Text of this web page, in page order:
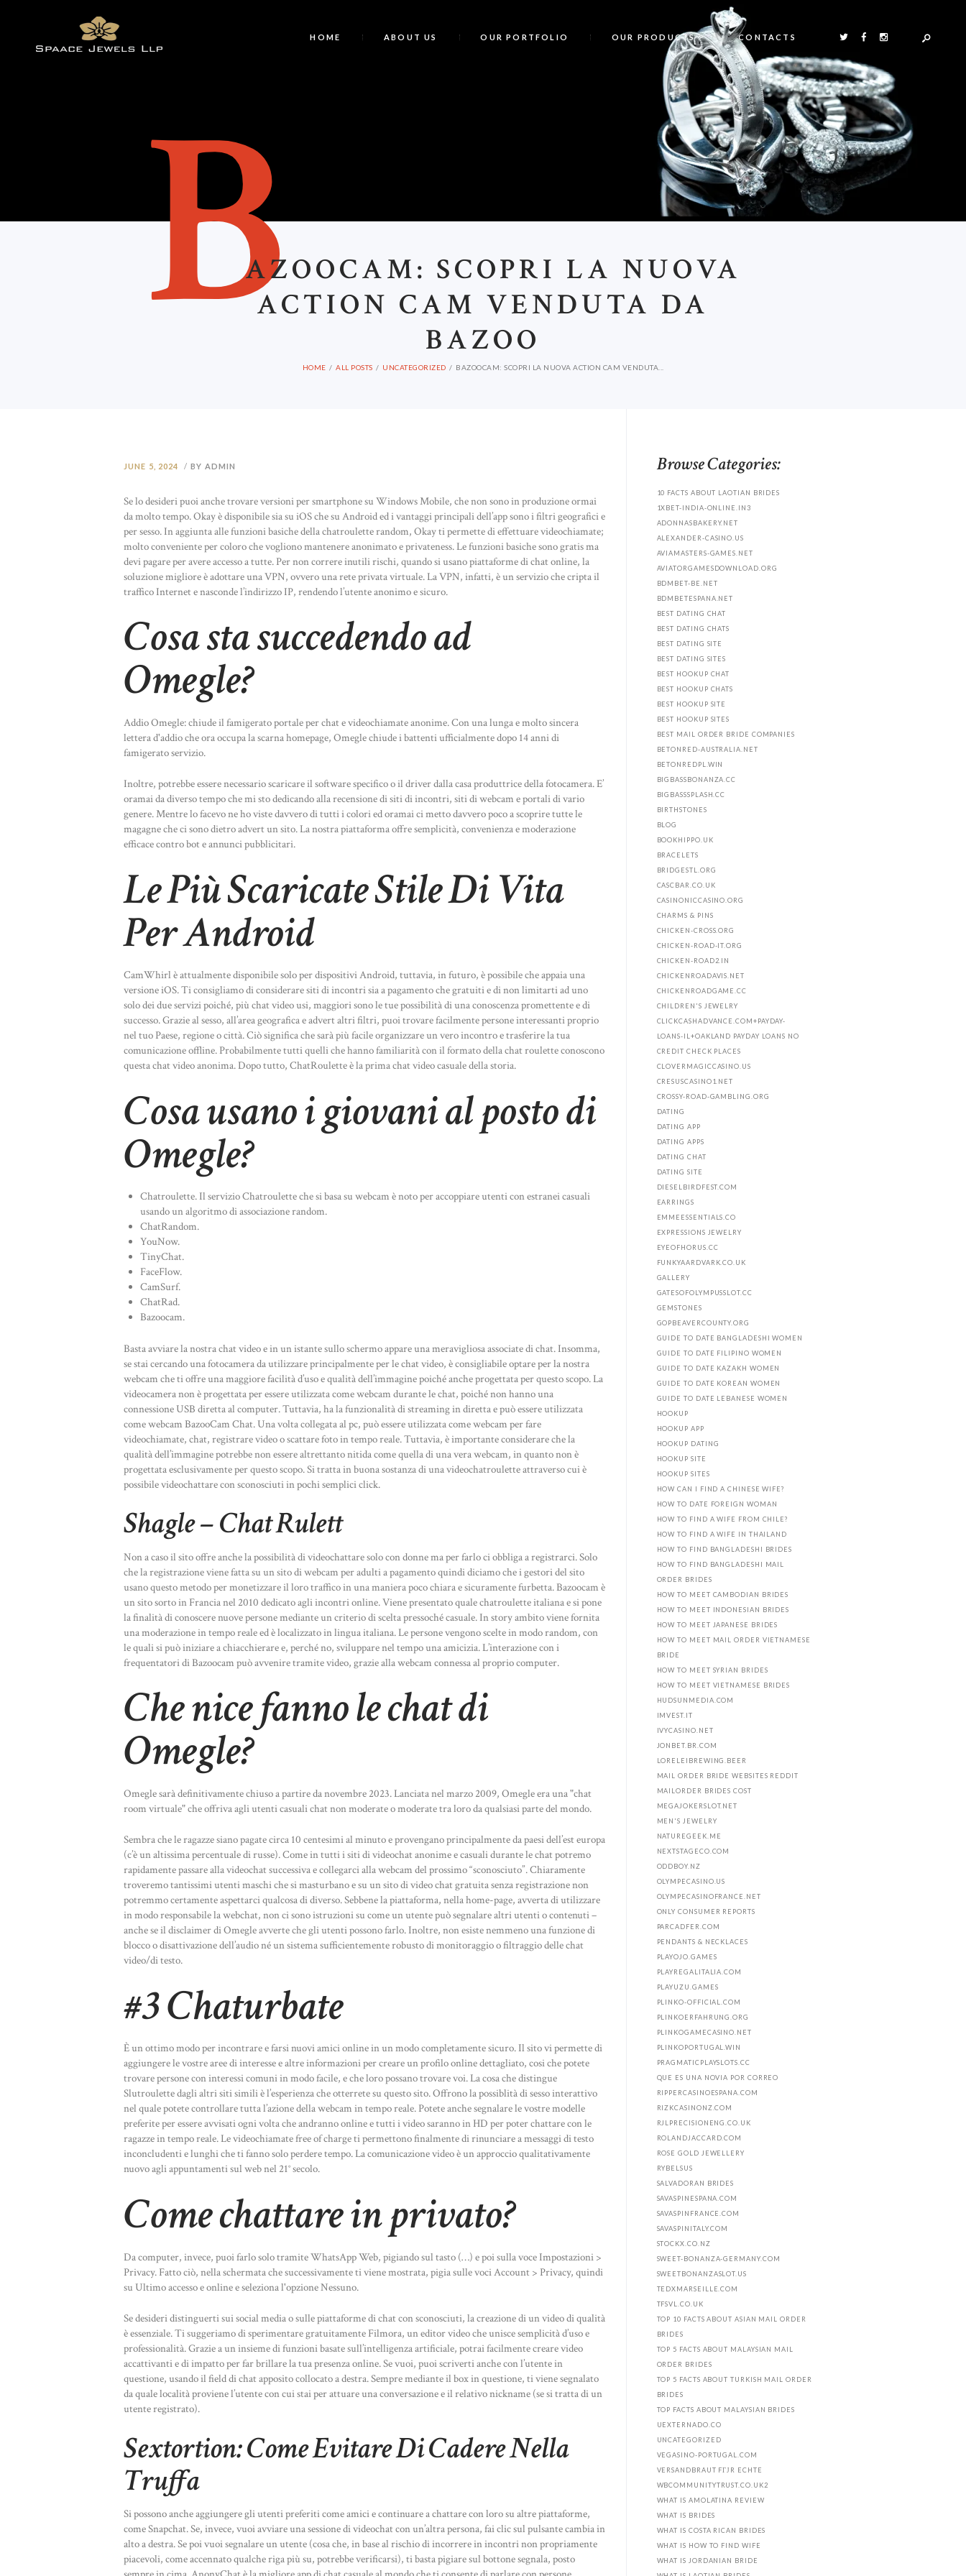
HOME ABOUT US OUR PORTFOLIO OUR PRODUCTS CONTACTS
BAZOOCAM: SCOPRI LA NUOVA
ACTION CAM VENDUTA DA
BAZOO
HOME ALL POSTS UNCATEGORIZED BAZOOCAM: SCOPRI LA NUOVA ACTION CAM VENDUTA...
JUNE 5, 2024 BY ADMIN
Se lo desideri puoi anche trovare versioni per smartphone su Windows Mobile, che non sono in produzione ormai
da molto tempo. Okay è disponibile sia su iOS che su Android ed i vantaggi principali dell’app sono i filtri geografici e
per sesso. In aggiunta alle funzioni basiche della chatroulette random, Okay ti permette di effettuare videochiamate;
molto conveniente per coloro che vogliono mantenere anonimato e privateness. Le funzioni basiche sono gratis ma
devi pagare per avere accesso a tutte. Per non correre inutili rischi, quando si usano piattaforme di chat online, la
soluzione migliore è adottare una VPN, ovvero una rete privata virtuale. La VPN, infatti, è un servizio che cripta il
traffico Internet e nasconde l’indirizzo IP, rendendo l’utente anonimo e sicuro.
Cosa sta succedendo ad
Omegle?
Addio Omegle: chiude il famigerato portale per chat e videochiamate anonime. Con una lunga e molto sincera
lettera d'addio che ora occupa la scarna homepage, Omegle chiude i battenti ufficialmente dopo 14 anni di
famigerato servizio.
Inoltre, potrebbe essere necessario scaricare il software specifico o il driver dalla casa produttrice della fotocamera. E’
oramai da diverso tempo che mi sto dedicando alla recensione di siti di incontri, siti di webcam e portali di vario
genere. Mentre lo facevo ne ho viste davvero di tutti i colori ed oramai ci metto davvero poco a scoprire tutte le
magagne che ci sono dietro advert un sito. La nostra piattaforma offre semplicità, convenienza e moderazione
efficace contro bot e annunci pubblicitari.
Le Più Scaricate Stile Di Vita
Per Android
CamWhirl è attualmente disponibile solo per dispositivi Android, tuttavia, in futuro, è possibile che appaia una
versione iOS. Ti consigliamo di considerare siti di incontri sia a pagamento che gratuiti e di non limitarti ad uno
solo dei due servizi poiché, più chat video usi, maggiori sono le tue possibilità di una conoscenza promettente e di
successo. Grazie al sesso, all’area geografica e advert altri filtri, puoi trovare facilmente persone interessanti proprio
nel tuo Paese, regione o città. Ciò significa che sarà più facile organizzare un vero incontro e trasferire la tua
comunicazione offline. Probabilmente tutti quelli che hanno familiarità con il formato della chat roulette conoscono
questa chat video anonima. Dopo tutto, ChatRoulette è la prima chat video casuale della storia.
Cosa usano i giovani al posto di
Omegle?
Chatroulette. Il servizio Chatroulette che si basa su webcam è noto per accoppiare utenti con estranei casuali
usando un algoritmo di associazione random.
ChatRandom.
YouNow.
TinyChat.
FaceFlow.
CamSurf.
ChatRad.
Bazoocam.
Basta avviare la nostra chat video e in un istante sullo schermo appare una meravigliosa associate di chat. Insomma,
se stai cercando una fotocamera da utilizzare principalmente per le chat video, è consigliabile optare per la nostra
webcam che ti offre una maggiore facilità d’uso e qualità dell’immagine poiché anche progettata per questo scopo. La
videocamera non è progettata per essere utilizzata come webcam durante le chat, poiché non hanno una
connessione USB diretta al computer. Tuttavia, ha la funzionalità di streaming in diretta e può essere utilizzata
come webcam BazooCam Chat. Una volta collegata al pc, può essere utilizzata come webcam per fare
videochiamate, chat, registrare video o scattare foto in tempo reale. Tuttavia, è importante considerare che la
qualità dell’immagine potrebbe non essere altrettanto nitida come quella di una vera webcam, in quanto non è
progettata esclusivamente per questo scopo. Si tratta in buona sostanza di una videochatroulette attraverso cui è
possibile videochattare con sconosciuti in pochi semplici click.
Shagle – Chat Rulett
Non a caso il sito offre anche la possibilità di videochattare solo con donne ma per farlo ci obbliga a registrarci. Solo
che la registrazione viene fatta su un sito di webcam per adulti a pagamento quindi diciamo che i gestori del sito
usano questo metodo per monetizzare il loro traffico in una maniera poco chiara e sicuramente furbetta. Bazoocam è
un sito sorto in Francia nel 2010 dedicato agli incontri online. Viene presentato quale chatroulette italiana e si pone
la finalità di conoscere nuove persone mediante un criterio di scelta pressoché casuale. In story ambito viene fornita
una moderazione in tempo reale ed è localizzato in lingua italiana. Le persone vengono scelte in modo random, con
le quali si può iniziare a chiacchierare e, perché no, sviluppare nel tempo una amicizia. L’interazione con i
frequentatori di Bazoocam può avvenire tramite video, grazie alla webcam connessa al proprio computer.
Che nice fanno le chat di
Omegle?
Omegle sarà definitivamente chiuso a partire da novembre 2023. Lanciata nel marzo 2009, Omegle era una "chat
room virtuale" che offriva agli utenti casuali chat non moderate o moderate tra loro da qualsiasi parte del mondo.
Sembra che le ragazze siano pagate circa 10 centesimi al minuto e provengano principalmente da paesi dell’est europa
(c’è un altissima percentuale di russe). Come in tutti i siti di videochat anonime e casuali durante le chat potremo
rapidamente passare alla videochat successiva e collegarci alla webcam del prossimo “sconosciuto”. Chiaramente
troveremo tantissimi utenti maschi che si masturbano e su un sito di video chat gratuita senza registrazione non
potremmo certamente aspettarci qualcosa di diverso. Sebbene la piattaforma, nella home-page, avverta di utilizzare
in modo responsabile la webchat, non ci sono istruzioni su come un utente può segnalare altri utenti o contenuti –
anche se il disclaimer di Omegle avverte che gli utenti possono farlo. Inoltre, non esiste nemmeno una funzione di
blocco o disattivazione dell’audio né un sistema sufficientemente robusto di monitoraggio o filtraggio delle chat
video/di testo.
#3 Chaturbate
È un ottimo modo per incontrare e farsi nuovi amici online in un modo completamente sicuro. Il sito vi permette di
aggiungere le vostre aree di interesse e altre informazioni per creare un profilo online dettagliato, cosi che potete
trovare persone con interessi comuni in modo facile, e che loro possano trovare voi. La cosa che distingue
Slutroulette dagli altri siti simili è l’esperienza che otterrete su questo sito. Offrono la possiblità di sesso interattivo
nel quale potete controllare tutta l’azione della webcam in tempo reale. Potete anche segnalare le vostre modelle
preferite per essere avvisati ogni volta che andranno online e tutti i video saranno in HD per poter chattare con le
ragazze in tempo reale. Le videochiamate free of charge ti permettono finalmente di rinunciare a messaggi di testo
inconcludenti e lunghi che ti fanno solo perdere tempo. La comunicazione video è un approccio qualitativamente
nuovo agli appuntamenti sul web nel 21° secolo.
Come chattare in privato?
Da computer, invece, puoi farlo solo tramite WhatsApp Web, pigiando sul tasto (…) e poi sulla voce Impostazioni >
Privacy. Fatto ciò, nella schermata che successivamente ti viene mostrata, pigia sulle voci Account > Privacy, quindi
su Ultimo accesso e online e seleziona l'opzione Nessuno.
Se desideri distinguerti sui social media o sulle piattaforme di chat con sconosciuti, la creazione di un video di qualità
è essenziale. Ti suggeriamo di sperimentare gratuitamente Filmora, un editor video che unisce semplicità d’uso e
professionalità. Grazie a un insieme di funzioni basate sull’intelligenza artificiale, potrai facilmente creare video
accattivanti e di impatto per far brillare la tua presenza online. Se vuoi, puoi scriverti anche con l’utente in
questione, usando il field di chat apposito collocato a destra. Sempre mediante il box in questione, ti viene segnalato
da quale località proviene l’utente con cui stai per attuare una conversazione e il relativo nickname (se si tratta di un
utente registrato).
Sextortion: Come Evitare Di Cadere Nella
Truffa
Si possono anche aggiungere gli utenti preferiti come amici e continuare a chattare con loro su altre piattaforme,
come Snapchat. Se, invece, vuoi avviare una sessione di videochat con un’altra persona, fai clic sul pulsante cambia in
alto a destra. Se poi vuoi segnalare un utente (cosa che, in base al rischio di incorrere in incontri non propriamente
piacevoli, come accennato qualche riga più su, potrebbe verificarsi), ti basta pigiare sul bottone segnala, posto
Browse Categories:
10 FACTS ABOUT LAOTIAN BRIDES
1XBET-INDIA-ONLINE.IN3
ADONNASBAKERY.NET
ALEXANDER-CASINO.US
AVIAMASTERS-GAMES.NET
AVIATORGAMESDOWNLOAD.ORG
BDMBET-BE.NET
BDMBETESPANA.NET
BEST DATING CHAT
BEST DATING CHATS
BEST DATING SITE
BEST DATING SITES
BEST HOOKUP CHAT
BEST HOOKUP CHATS
BEST HOOKUP SITE
BEST HOOKUP SITES
BEST MAIL ORDER BRIDE COMPANIES
BETONRED-AUSTRALIA.NET
BETONREDPL.WIN
BIGBASSBONANZA.CC
BIGBASSSPLASH.CC
BIRTHSTONES
BLOG
BOOKHIPPO.UK
BRACELETS
BRIDGESTL.ORG
CASCBAR.CO.UK
CASINONICCASINO.ORG
CHARMS & PINS
CHICKEN-CROSS.ORG
CHICKEN-ROAD-IT.ORG
CHICKEN-ROAD2.IN
CHICKENROADAVIS.NET
CHICKENROADGAME.CC
CHILDREN'S JEWELRY
CLICKCASHADVANCE.COM+PAYDAY-
LOANS-IL+OAKLAND PAYDAY LOANS NO
CREDIT CHECK PLACES
CLOVERMAGICCASINO.US
CRESUSCASINO1.NET
CROSSY-ROAD-GAMBLING.ORG
DATING
DATING APP
DATING APPS
DATING CHAT
DATING SITE
DIESELBIRDFEST.COM
EARRINGS
EMMEESSENTIALS.CO
EXPRESSIONS JEWELRY
EYEOFHORUS.CC
FUNKYAARDVARK.CO.UK
GALLERY
GATESOFOLYMPUSSLOT.CC
GEMSTONES
GOPBEAVERCOUNTY.ORG
GUIDE TO DATE BANGLADESHI WOMEN
GUIDE TO DATE FILIPINO WOMEN
GUIDE TO DATE KAZAKH WOMEN
GUIDE TO DATE KOREAN WOMEN
GUIDE TO DATE LEBANESE WOMEN
HOOKUP
HOOKUP APP
HOOKUP DATING
HOOKUP SITE
HOOKUP SITES
HOW CAN I FIND A CHINESE WIFE?
HOW TO DATE FOREIGN WOMAN
HOW TO FIND A WIFE FROM CHILE?
HOW TO FIND A WIFE IN THAILAND
HOW TO FIND BANGLADESHI BRIDES
HOW TO FIND BANGLADESHI MAIL
ORDER BRIDES
HOW TO MEET CAMBODIAN BRIDES
HOW TO MEET INDONESIAN BRIDES
HOW TO MEET JAPANESE BRIDES
HOW TO MEET MAIL ORDER VIETNAMESE
BRIDE
HOW TO MEET SYRIAN BRIDES
HOW TO MEET VIETNAMESE BRIDES
HUDSUNMEDIA.COM
IMVEST.IT
IVYCASINO.NET
JONBET.BR.COM
LORELEIBREWING.BEER
MAIL ORDER BRIDE WEBSITES REDDIT
MAILORDER BRIDES COST
MEGAJOKERSLOT.NET
MEN'S JEWELRY
NATUREGEEK.ME
NEXTSTAGECO.COM
ODDBOY.NZ
OLYMPECASINO.US
OLYMPECASINOFRANCE.NET
ONLY CONSUMER REPORTS
PARCADFER.COM
PENDANTS & NECKLACES
PLAYOJO.GAMES
PLAYREGALITALIA.COM
PLAYUZU.GAMES
PLINKO-OFFICIAL.COM
PLINKOERFAHRUNG.ORG
PLINKOGAMECASINO.NET
PLINKOPORTUGAL.WIN
PRAGMATICPLAYSLOTS.CC
QUE ES UNA NOVIA POR CORREO
RIPPERCASINOESPANA.COM
RIZKCASINONZ.COM
RJLPRECISIONENG.CO.UK
ROLANDJACCARD.COM
ROSE GOLD JEWELLERY
RYBELSUS
SALVADORAN BRIDES
SAVASPINESPANA.COM
SAVASPINFRANCE.COM
SAVASPINITALY.COM
STOCKX.CO.NZ
SWEET-BONANZA-GERMANY.COM
SWEETBONANZASLOT.US
TEDXMARSEILLE.COM
TFSVL.CO.UK
TOP 10 FACTS ABOUT ASIAN MAIL ORDER
BRIDES
TOP 5 FACTS ABOUT MALAYSIAN MAIL
ORDER BRIDES
TOP 5 FACTS ABOUT TURKISH MAIL ORDER
BRIDES
TOP FACTS ABOUT MALAYSIAN BRIDES
UEXTERNADO.CO
UNCATEGORIZED
VEGASINO-PORTUGAL.COM
VERSANDBRAUT FГЈR ECHTE
WBCOMMUNITYTRUST.CO.UK2
WHAT IS AMOLATINA REVIEW
WHAT IS BRIDES
WHAT IS COSTA RICAN BRIDES
WHAT IS HOW TO FIND WIFE
WHAT IS JORDANIAN BRIDE